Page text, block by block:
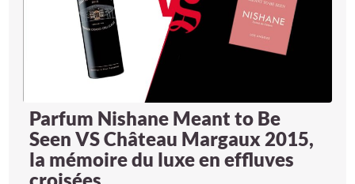
Parfum Nishane Meant to Be
Seen VS Château Margaux 2015,
la mémoire du luxe en effluves